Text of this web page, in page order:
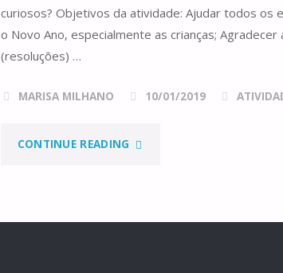
curiosos? Objetivos da atividade: Ajudar todos os
o Novo Ano, especialmente as crianças;
(resoluções) …
MARISA MILHANO 10/01/2019
CONTINUE READING "CÁPSULA